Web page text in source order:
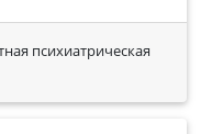
психиатрическая